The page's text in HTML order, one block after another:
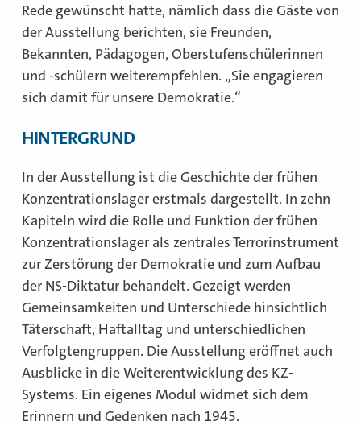
Rede gewünscht hatte, nämlich dass die Gäste von
der Ausstellung berichten, sie Freunden,
Bekannten, Pädagogen, Oberstufenschülerinnen
und -schülern weiterempfehlen. „Sie engagieren
sich damit für unsere Demokratie.“
HINTERGRUND
In der Ausstellung ist die Geschichte der frühen
Konzentrationslager erstmals dargestellt. In zehn
Kapiteln wird die Rolle und Funktion der frühen
Konzentrationslager als zentrales Terrorinstrument
zur Zerstörung der Demokratie und zum Aufbau
der NS-Diktatur behandelt. Gezeigt werden
Gemeinsamkeiten und Unterschiede hinsichtlich
Täterschaft, Haftalltag und unterschiedlichen
Verfolgtengruppen. Die Ausstellung eröffnet auch
Ausblicke in die Weiterentwicklung des KZ-
Systems. Ein eigenes Modul widmet sich dem
Erinnern und Gedenken nach 1945.